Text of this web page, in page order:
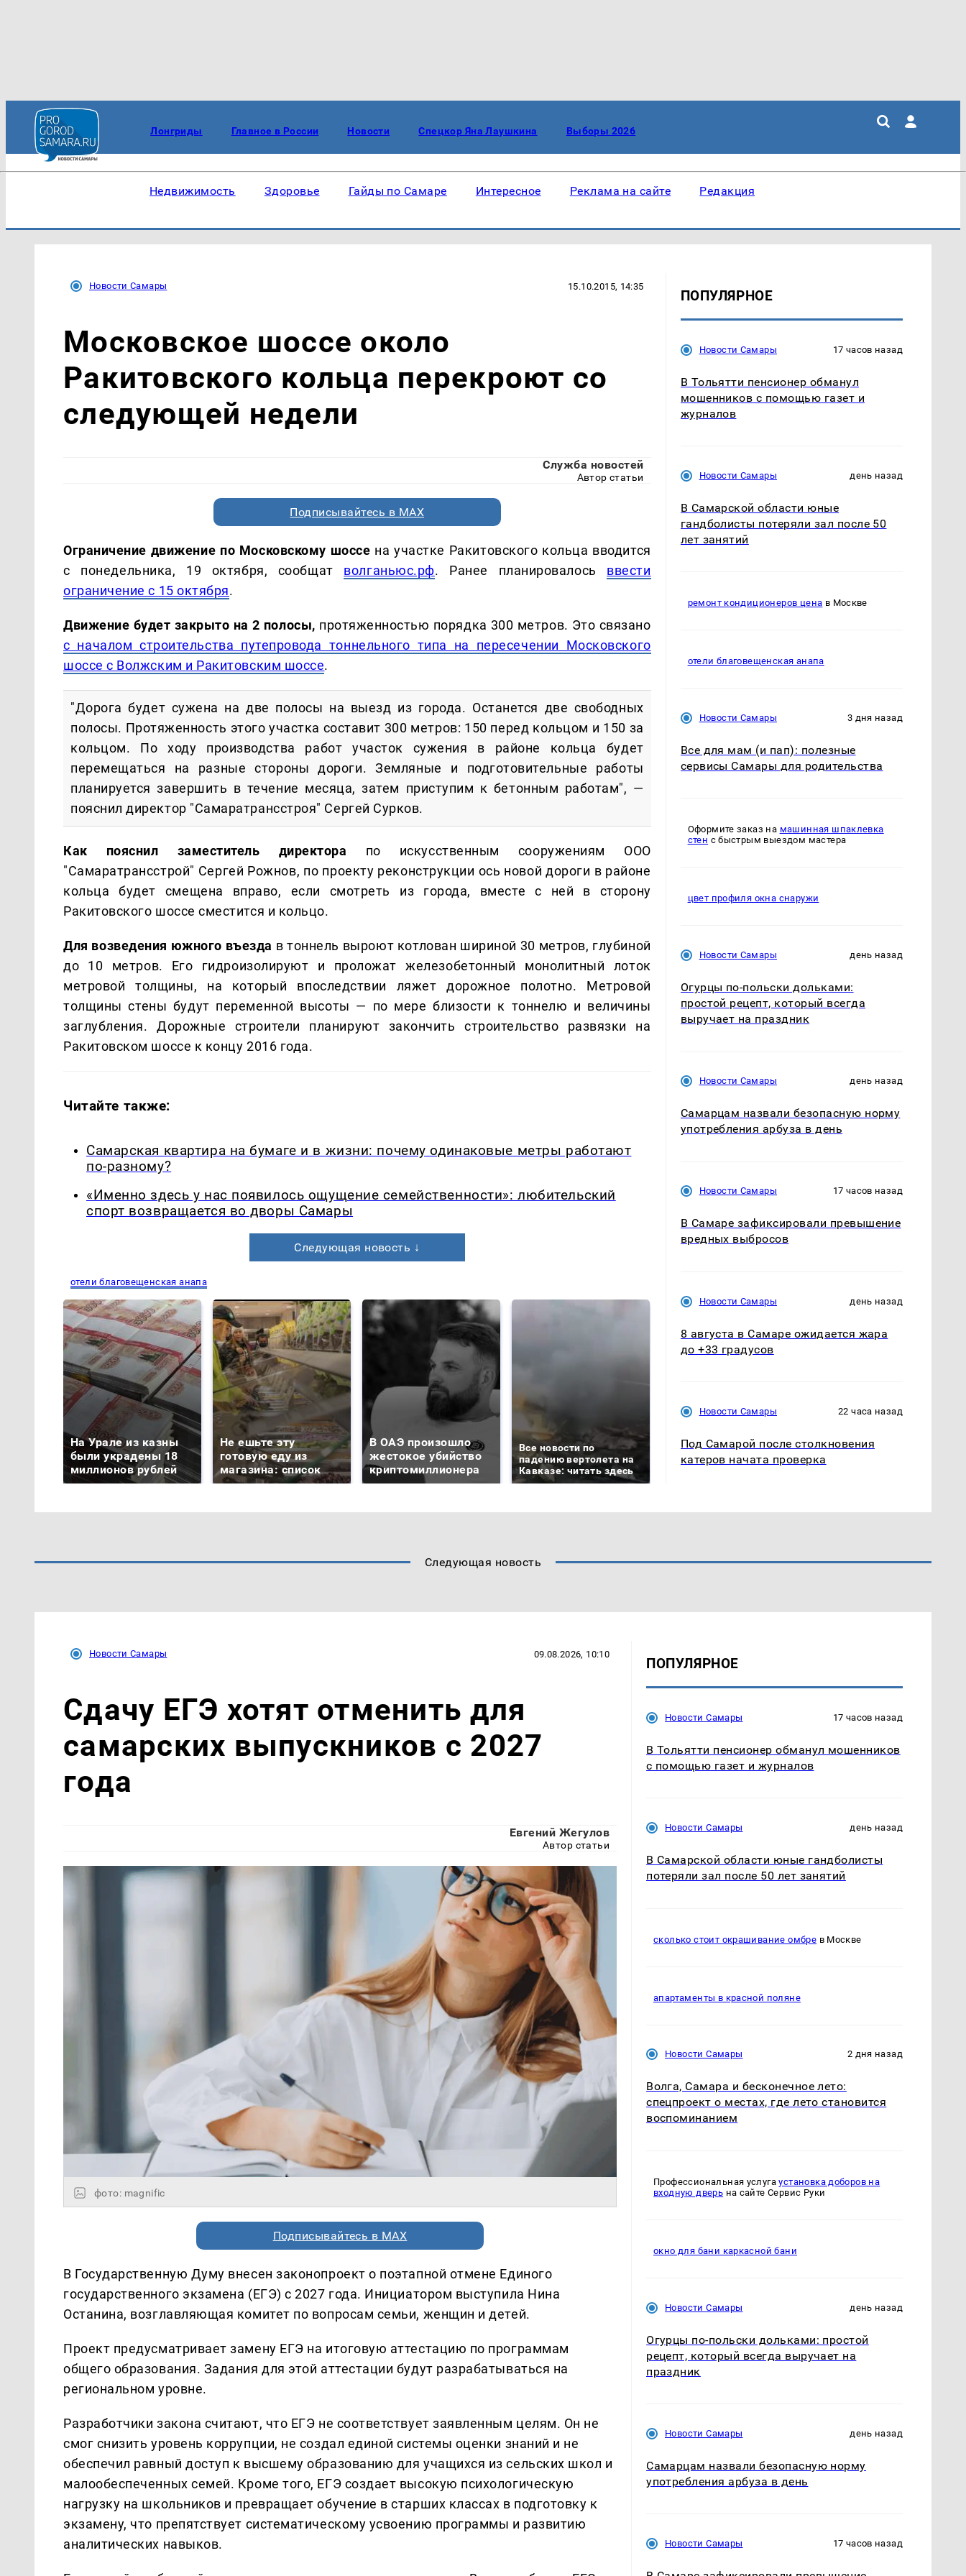
Лонгриды Главное в России Новости Спецкор Яна Лаушкина Выборы 2026
Недвижимость Здоровье Гайды по Самаре Интересное Реклама на сайте Редакция
Новости Самары 15.10.2015, 14:35
Московское шоссе около
Ракитовского кольца перекроют со
следующей недели
Служба новостей
Автор статьи
Подписывайтесь в MAX
Ограничение движение по Московскому шоссе на участке Ракитовского кольца вводится
с понедельника, 19 октября, сообщат волганьюс.рф. Ранее планировалось ввести
ограничение с 15 октября.
Движение будет закрыто на 2 полосы, протяженностью порядка 300 метров. Это связано
с началом строительства путепровода тоннельного типа на пересечении Московского
шоссе с Волжским и Ракитовским шоссе.
"Дорога будет сужена на две полосы на выезд из города. Останется две свободных
полосы. Протяженность этого участка составит 300 метров: 150 перед кольцом и 150 за
кольцом. По ходу производства работ участок сужения в районе кольца будет
перемещаться на разные стороны дороги. Земляные и подготовительные работы
планируется завершить в течение месяца, затем приступим к бетонным работам", —
пояснил директор "Самаратрансстроя" Сергей Сурков.
Как пояснил заместитель директора по искусственным сооружениям ООО
"Самаратрансстрой" Сергей Рожнов, по проекту реконструкции ось новой дороги в районе
кольца будет смещена вправо, если смотреть из города, вместе с ней в сторону
Ракитовского шоссе сместится и кольцо.
Для возведения южного въезда в тоннель выроют котлован шириной 30 метров, глубиной
до 10 метров. Его гидроизолируют и проложат железобетонный монолитный лоток
метровой толщины, на который впоследствии ляжет дорожное полотно. Метровой
толщины стены будут переменной высоты — по мере близости к тоннелю и величины
заглубления. Дорожные строители планируют закончить строительство развязки на
Ракитовском шоссе к концу 2016 года.
Читайте также:
Самарская квартира на бумаге и в жизни: почему одинаковые метры работают
по-разному?
«Именно здесь у нас появилось ощущение семейственности»: любительский
спорт возвращается во дворы Самары
Следующая новость ↓
отели благовещенская анапа
На Урале из казны
были украдены 18
миллионов рублей
Не ешьте эту
готовую еду из
магазина: список
В ОАЭ произошло
жестокое убийство
криптомиллионера
Все новости по
падению вертолета на
Кавказе: читать здесь
Таких событий не
было с 1945: чего
ждать всем нам?
В магазинах России
ажиотаж из-за этого
ПОПУЛЯРНОЕ
Новости Самары 17 часов назад
В Тольятти пенсионер обманул
мошенников с помощью газет и
журналов
Новости Самары день назад
В Самарской области юные
гандболисты потеряли зал после 50
лет занятий
ремонт кондиционеров цена в Москве
отели благовещенская анапа
Новости Самары 3 дня назад
Все для мам (и пап): полезные
сервисы Самары для родительства
Оформите заказ на машинная шпаклевка
стен с быстрым выездом мастера
цвет профиля окна снаружи
Новости Самары день назад
Огурцы по‑польски дольками:
простой рецепт, который всегда
выручает на праздник
Новости Самары день назад
Самарцам назвали безопасную норму
употребления арбуза в день
Новости Самары 17 часов назад
В Самаре зафиксировали превышение
вредных выбросов
Новости Самары день назад
8 августа в Самаре ожидается жара
до +33 градусов
Новости Самары 22 часа назад
Под Самарой после столкновения
катеров начата проверка
Следующая новость
Новости Самары 09.08.2026, 10:10
Сдачу ЕГЭ хотят отменить для
самарских выпускников с 2027
года
Евгений Жегулов
Автор статьи
фото: magnific
Подписывайтесь в MAX
В Государственную Думу внесен законопроект о поэтапной отмене Единого
государственного экзамена (ЕГЭ) с 2027 года. Инициатором выступила Нина
Останина, возглавляющая комитет по вопросам семьи, женщин и детей.
Проект предусматривает замену ЕГЭ на итоговую аттестацию по программам
общего образования. Задания для этой аттестации будут разрабатываться на
региональном уровне.
Разработчики закона считают, что ЕГЭ не соответствует заявленным целям. Он не
смог снизить уровень коррупции, не создал единой системы оценки знаний и не
обеспечил равный доступ к высшему образованию для учащихся из сельских школ и
малообеспеченных семей. Кроме того, ЕГЭ создает высокую психологическую
нагрузку на школьников и превращает обучение в старших классах в подготовку к
экзамену, что препятствует систематическому усвоению программы и развитию
аналитических навыков.
ПОПУЛЯРНОЕ
Новости Самары 17 часов назад
В Тольятти пенсионер обманул мошенников
с помощью газет и журналов
Новости Самары день назад
В Самарской области юные гандболисты
потеряли зал после 50 лет занятий
сколько стоит окрашивание омбре в Москве
апартаменты в красной поляне
Новости Самары 2 дня назад
Волга, Самара и бесконечное лето:
спецпроект о местах, где лето становится
воспоминанием
Профессиональная услугаустановка доборов на
входную дверь на сайте Сервис Руки
окно для бани каркасной бани
Новости Самары день назад
Огурцы по‑польски дольками: простой
рецепт, который всегда выручает на
праздник
Новости Самары день назад
Самарцам назвали безопасную норму
употребления арбуза в день
Новости Самары 17 часов назад